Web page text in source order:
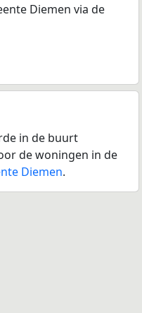
Diemen via de
in de buurt
de woningen in de
Diemen.